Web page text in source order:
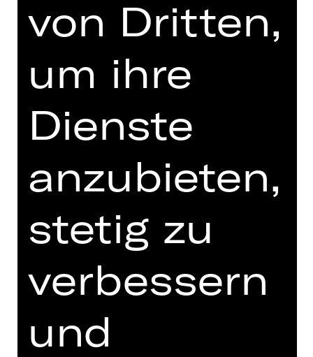
11.15 - 12.15 Uhr
Schulvorstellung
Kammerspiele
Für die Buchung und weitere
Informationen zu Schulvorstellungen
an schulplatzmiete(a)staatstheater-
nuernberg.de oder 0911/66069-6002
Termine und Besetzung
von Dritten,
um ihre
Dienste
anzubieten,
stetig zu
verbessern
und